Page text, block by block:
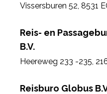
Vissersburen 52, 8531
Reis- en
B.V.
Heereweg 233 -235,
Reisburo Globus